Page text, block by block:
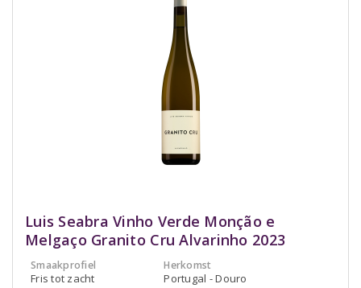
Luis Seabra Vinho Verde Monção e
Melgaço Granito Cru Alvarinho 2023
Smaakprofiel
Fris tot zacht
Herkomst
Portugal - Douro